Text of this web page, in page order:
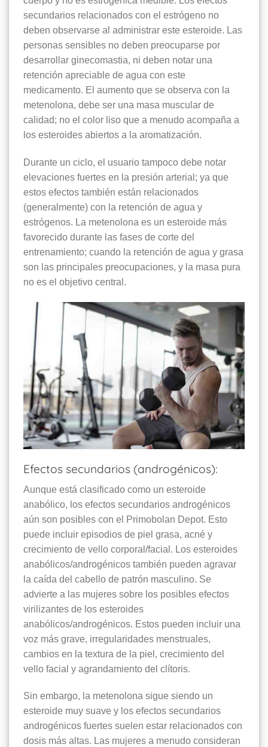
secundarios relacionados con el estrógeno no
deben observarse al administrar este esteroide. Las
personas sensibles no deben preocuparse por
desarrollar ginecomastia, ni deben notar una
retención apreciable de agua con este
medicamento. El aumento que se observa con la
metenolona, debe ser una masa muscular de
calidad; no el color liso que a menudo acompaña a
los esteroides abiertos a la aromatización.
Durante un ciclo, el usuario tampoco debe notar
elevaciones fuertes en la presión arterial; ya que
estos efectos también están relacionados
(generalmente) con la retención de agua y
estrógenos. La metenolona es un esteroide más
favorecido durante las fases de corte del
entrenamiento; cuando la retención de agua y grasa
son las principales preocupaciones, y la masa pura
no es el objetivo central.
Efectos secundarios (androgénicos):
Aunque está clasificado como un esteroide
anabólico, los efectos secundarios androgénicos
aún son posibles con el Primobolan Depot. Esto
puede incluir episodios de piel grasa, acné y
crecimiento de vello corporal/facial. Los esteroides
anabólicos/androgénicos también pueden agravar
la caída del cabello de patrón masculino. Se
advierte a las mujeres sobre los posibles efectos
virilizantes de los esteroides
anabólicos/androgénicos. Estos pueden incluir una
voz más grave, irregularidades menstruales,
cambios en la textura de la piel, crecimiento del
vello facial y agrandamiento del clítoris.
Sin embargo, la metenolona sigue siendo un
esteroide muy suave y los efectos secundarios
androgénicos fuertes suelen estar relacionados con
dosis más altas. Las mujeres a menudo consideran